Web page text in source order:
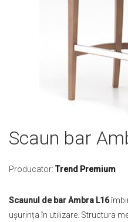
Scaun bar
Producator: Trend Premium
Scaunul de bar Ambra L16
ușurința în utilizare. Structura
Skip
to
beginning
images
gallery